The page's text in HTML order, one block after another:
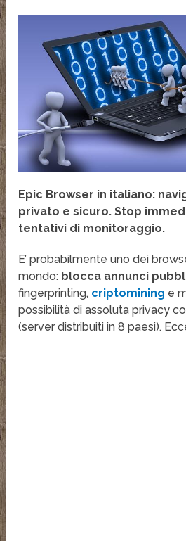
Epic Browser in italiano:
privato e sicuro. Stop
tentativi di monitoraggio.
E’ probabilmente uno dei
mondo: blocca annunci
fingerprinting, criptomining e
possibilità di assoluta privacy
(server distribuiti in 8 paesi).